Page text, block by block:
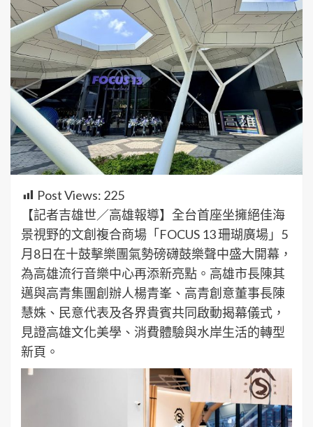
Post Views: 225
【記者吉雄世／高雄報導】全台首座坐擁絕佳海
景視野的文創複合商場「FOCUS 13 珊瑚廣場」5
月8日在十鼓擊樂團氣勢磅礴鼓樂聲中盛大開幕，
為高雄流行音樂中心再添新亮點。高雄市長陳其
邁與高青集團創辦人楊青峯、高青創意董事長陳
慧姝、民意代表及各界貴賓共同啟動揭幕儀式，
見證高雄文化美學、消費體驗與水岸生活的轉型
新頁。